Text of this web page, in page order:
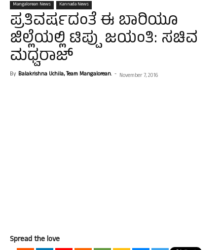
Mangalorean News Kannada News
ಪ್ರತಿವರ್ಷದಂತೆ ಈ ಬಾರಿಯೂ
ಜಿಲ್ಲೆಯಲ್ಲಿ ಟಿಪ್ಪು ಜಯಂತಿ: ಸಚಿವ
ಮಧ್ವರಾಜ್
By Balakrishna Uchila, Team Mangalorean. - November 7, 2016
Spread the love